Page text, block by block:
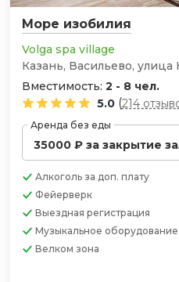
Море изобилия
Volga spa village
Казань, Васильево,
Вместимость: 2 - 8 чел.
5.0 (214
Аренда без еды
35000 ₽ за закрытие
Алкоголь за доп. плату
Фейерверк
Выездная регистрация
Музыкальное оборудование
Велком зона